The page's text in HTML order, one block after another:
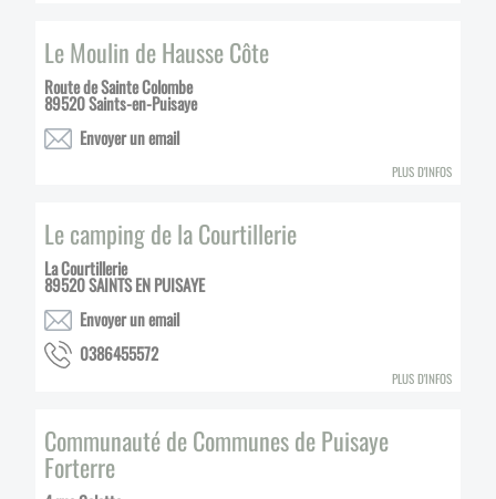
Le Moulin de Hausse Côte
Route de Sainte Colombe
89520Saints-en-Puisaye
Envoyer un email
PLUS D'INFOS
Le camping de la Courtillerie
La Courtillerie
89520SAINTS EN PUISAYE
Envoyer un email
2755546830
PLUS D'INFOS
Communauté de Communes de Puisaye
Forterre